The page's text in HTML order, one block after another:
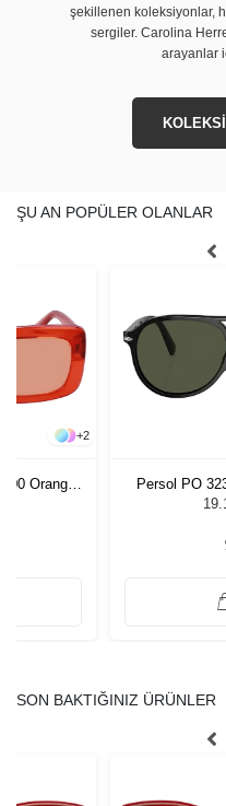
şekillenen koleksiyonlar,
sergiler. Carolina
arayanlar
ŞU AN POPÜLER OLANLAR
+2
Orange
Persol PO
SON BAKTIĞINIZ ÜRÜNLER